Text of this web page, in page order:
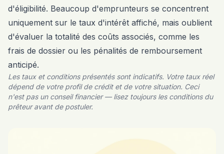
d'éligibilité. Beaucoup d'emprunteurs se concentrent
uniquement sur le taux d'intérêt affiché, mais oublient
d'évaluer la totalité des coûts associés, comme les
frais de dossier ou les pénalités de remboursement
anticipé.
Les taux et conditions présentés sont indicatifs. Votre taux réel
dépend de votre profil de crédit et de votre situation. Ceci
n'est pas un conseil financier — lisez toujours les conditions du
prêteur avant de postuler.